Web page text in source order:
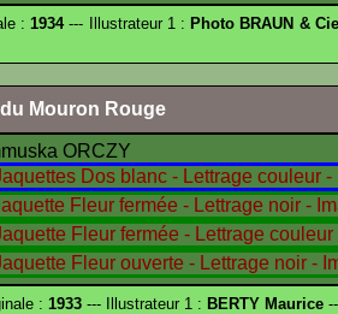
:1934--- Illustrateur 1 : Photo BRAUN &
Mouron Rouge
ORCZY
: 1933 --- Illustrateur 1 : BERTY Maurice